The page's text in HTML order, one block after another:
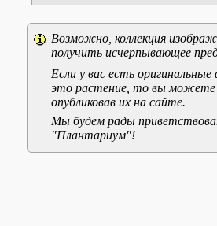
Возможно, коллекция
получить исчерпывающее
Если у вас есть
это растение, то вы можете
опубликовав их на сайте.
Мы будем рады
"Плантариум"!